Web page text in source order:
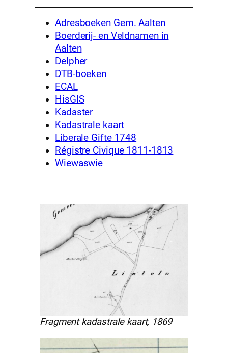
Adresboeken Gem. Aalten
Boerderij- en Veldnamen in
Aalten
Delpher
DTB-boeken
ECAL
HisGIS
Kadaster
Kadastrale kaart
Liberale Gifte 1748
Régistre Civique 1811-1813
Wiewaswie
Fragment kadastrale kaart, 1869